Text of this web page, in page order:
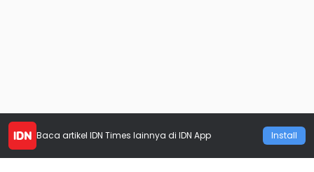
Baca artikel IDN Times lainnya di IDN App Install